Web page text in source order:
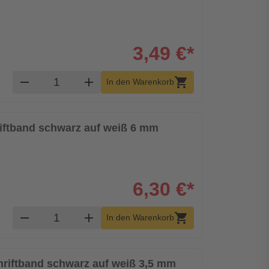
3,49 €*
remove Produkt Warenkorb Menge
add In den Warenkorbshopping_cart
schwarz auf weiß 6 mm
6,30 €*
remove Produkt Warenkorb Menge
add In den Warenkorbshopping_cart
schwarz auf weiß 3,5 mm